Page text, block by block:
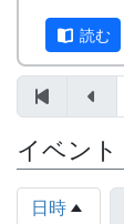
しばらく
かけご
楽やって
～。 (ポ
棚田の
2 歌
ォ
4 僕
読む
イベント
日時